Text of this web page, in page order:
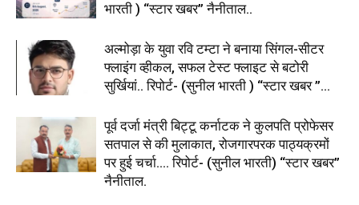
भारती ) “स्टार खबर” नैनीताल..
अल्मोड़ा के युवा रवि टम्टा ने बनाया सिंगल-सीटर
फ्लाइंग व्हीकल, सफल टेस्ट फ्लाइट से बटोरी
सुर्खियां.. रिपोर्ट- (सुनील भारती ) “स्टार खबर ”...
पूर्व दर्जा मंत्री बिट्टू कर्नाटक ने कुलपति प्रोफेसर
सतपाल से की मुलाकात, रोजगारपरक पाठ्यक्रमों
पर हुई चर्चा…. रिपोर्ट- (सुनील भारती) “स्टार खबर”
नैनीताल.